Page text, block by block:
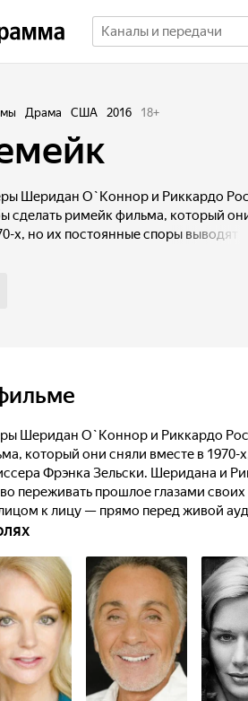
Драма США 2016 18+
Шеридан О`Коннор и Риккардо
сделать римейк фильма, который
х, но их постоянные споры выводят
А в ток-шоу Ларри Кинга они
Шеридан О`Коннор и Риккардо
который они сняли вместе в 1970-
Фрэнка Зельски. Шеридана и
переживать прошлое глазами
к лицу — прямо перед живой
им судьба.